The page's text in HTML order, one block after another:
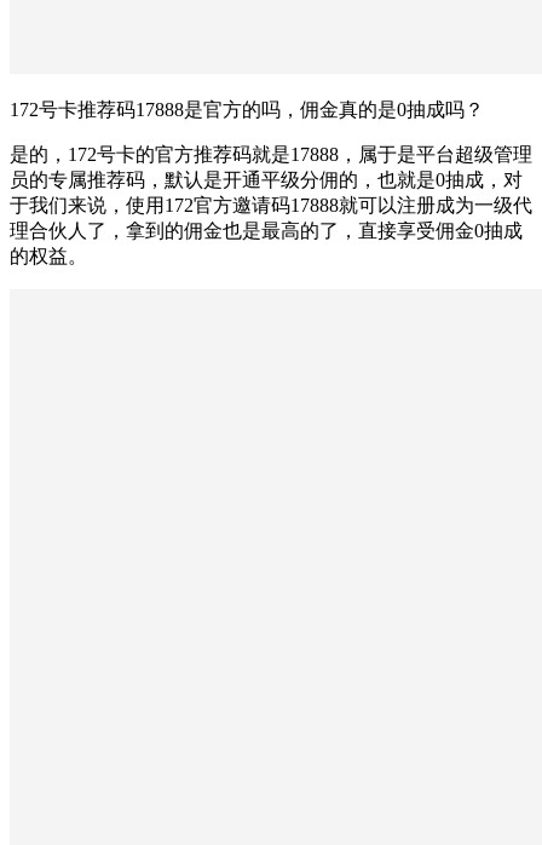
172号卡推荐码17888是官方的吗，佣金真的是0抽成吗？
是的，172号卡的官方推荐码就是17888，属于是平台超级管理
员的专属推荐码，默认是开通平级分佣的，也就是0抽成，对
于我们来说，使用172官方邀请码17888就可以注册成为一级代
理合伙人了，拿到的佣金也是最高的了，直接享受佣金0抽成
的权益。